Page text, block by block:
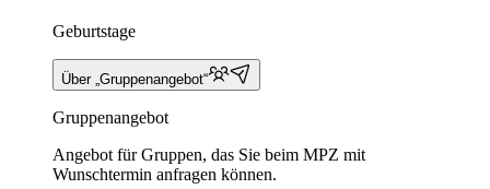
Geburtstage
Über „Gruppenangebot“
Gruppenangebot
Angebot für Gruppen, das Sie beim MPZ mit
Wunschtermin anfragen können.